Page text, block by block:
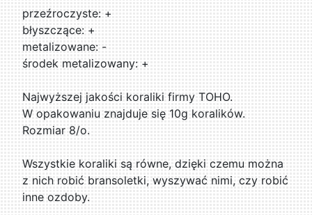
przeźroczyste: +
błyszczące: +
metalizowane: -
środek metalizowany: +
Najwyższej jakości koraliki firmy TOHO.
W opakowaniu znajduje się 10g koralików.
Rozmiar 8/o.
Wszystkie koraliki są równe, dzięki czemu można
z nich robić bransoletki, wyszywać nimi, czy robić
inne ozdoby.